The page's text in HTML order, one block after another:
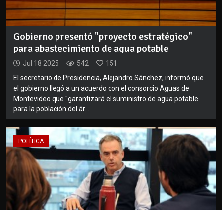
Gobierno presentó "proyecto estratégico"
para abastecimiento de agua potable
Jul 18 2025 542
151
El secretario de Presidencia, Alejandro Sánchez, informó que
el gobierno llegó a un acuerdo con el consorcio Aguas de
Montevideo que "garantizará el suministro de agua potable
para la población del ár...
POLÍTICA